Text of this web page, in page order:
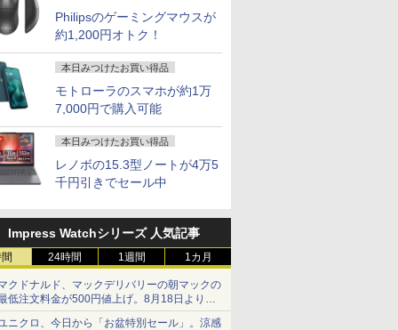
Philipsのゲーミングマウスが
約1,200円オトク！
本日みつけたお買い得品
モトローラのスマホが約1万
7,000円で購入可能
本日みつけたお買い得品
レノボの15.3型ノートが4万5
千円引きでセール中
Impress Watchシリーズ 人気記事
24時間 1週間 1カ月
クドナルド、マックデリバリーの朝マックの
低注文料金が500円値上げ。8月18日より
円から受付
ニクロ、今日から「お盆特別セール」。涼感